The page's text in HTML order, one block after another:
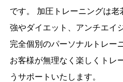
です。 加圧トレーニングは老
強やダイエット、アンチエイ
完全個別のパーソナルトレー
お客様が無理なく楽しくトレ
うサポートいたします。